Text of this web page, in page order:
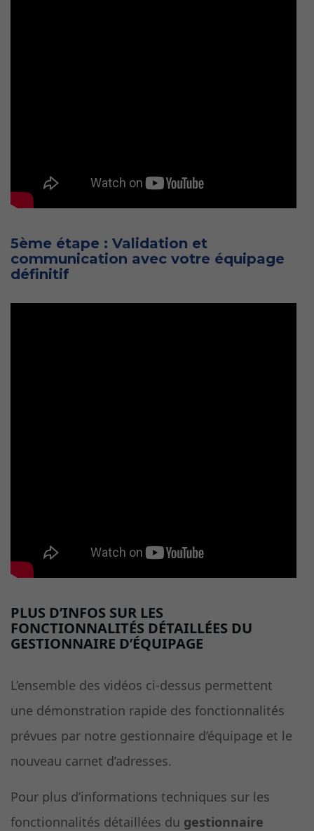
5ème étape : Validation et
communication avec votre équipage
définitif
PLUS D’INFOS SUR LES
FONCTIONNALITÉS DÉTAILLÉES DU
GESTIONNAIRE D’ÉQUIPAGE
L’ensemble des vidéos ci-dessus permettent
une démonstration rapide des fonctionnalités
prévues par notre gestionnaire d’équipage et le
nouveau carnet d’adresses.
Pour plus d’informations techniques sur les
fonctionnalités détaillées du gestionnaire